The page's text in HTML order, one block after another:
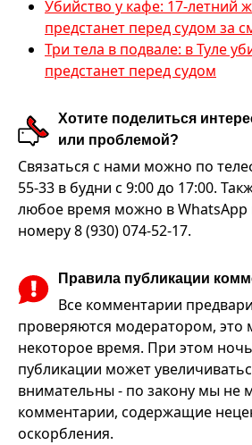
Убийство у кафе: 17‑летний
предстанет перед судом за
Три тела в подвале: в Туле
предстанет перед судом
Хотите поделиться
или проблемой?
Связаться с нами можно по
55-33 в будни с 9:00 до 17:00.
любое время можно в WhatsApp
номеру 8 (930) 074-52-17.
Правила публикации
Все комментарии
проверяются модератором, это
некоторое время. При этом
публикации может
внимательны - по закону мы
комментарии, содержащие
оскорбления.